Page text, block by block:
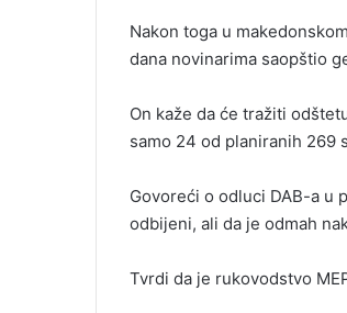
Nakon toga u
dana novinarima saopštio
On kaže da će tražiti
samo 24 od planiranih 269
Govoreći o odluci DAB-a u
odbijeni, ali da je odmah
Tvrdi da je rukovodstvo